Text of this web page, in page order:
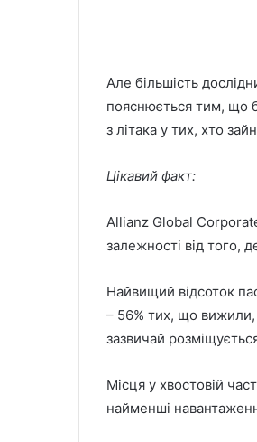
Але більшість
пояснюється тим, що
з літака у тих, хто
Цікавий факт:
Allianz Global
залежності від того,
Найвищий відсоток
– 56% тих, що вижили,
зазвичай
Місця у хвостовій
найменші